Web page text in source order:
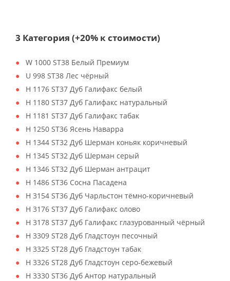
3 Категория (+20% к стоимости)
W 1000 ST38 Белый Премиум
U 998 ST38 Лес чёрный
H 1176 ST37 Дуб Галифакс белый
H 1180 ST37 Дуб Галифакс натуральный
H 1181 ST37 Дуб Галифакс табак
H 1250 ST36 Ясень Наварра
H 1344 ST32 Дуб Шерман коньяк коричневый
H 1345 ST32 Дуб Шерман серый
H 1346 ST32 Дуб Шерман антрацит
H 1486 ST36 Сосна Пасадена
H 3154 ST36 Дуб Чарльстон тёмно-коричневый
H 3176 ST37 Дуб Галифакс олово
H 3178 ST37 Дуб Галифакс глазурованный чёрный
H 3309 ST28 Дуб Гладстоун песочный
H 3325 ST28 Дуб Гладстоун табак
H 3326 ST28 Дуб Гладстоун серо-бежевый
H 3330 ST36 Дуб Антор натуральный